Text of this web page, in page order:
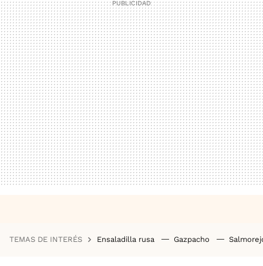
TEMAS DE INTERÉS Ensaladilla rusa Gazpacho